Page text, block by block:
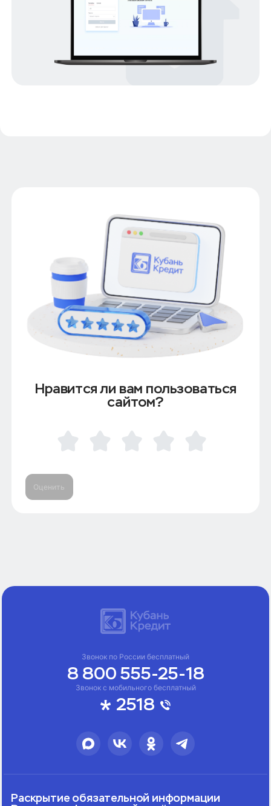
Ипотека под низкий процент
Ипотека с господдержкой
Ипотека с материнским капиталом
Рефинансирование
Нравится ли вам пользоваться
сайтом?
Оценить
Звонок с мобильного бесплатный
2518
Звонок по России бесплатный
8 800 555-25-18
Раскрытие обязательной информации